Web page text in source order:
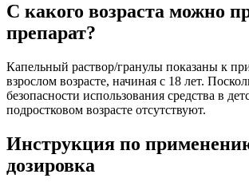
С какого возраста можно
препарат?
Капельный раствор/гранулы показаны к
взрослом возрасте, начиная с 18 лет.
безопасности использования средства в
подростковом возрасте отсутствуют.
Инструкция по
дозировка